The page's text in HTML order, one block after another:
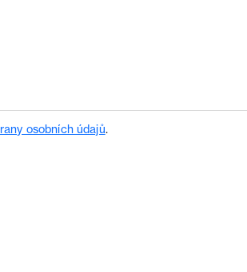
osobních údajů.